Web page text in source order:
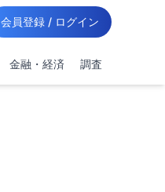
会員登録 / ログイン
金融・経済 調査